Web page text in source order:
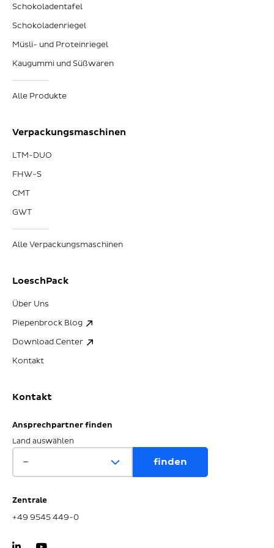
Schokoladentafel
Schokoladenriegel
Müsli- und Proteinriegel
Kaugummi und Süßwaren
Alle Produkte
Verpackungsmaschinen
LTM-DUO
FHW-S
CMT
GWT
Alle Verpackungsmaschinen
LoeschPack
Über Uns
Piepenbrock Blog
Download Center
Kontakt
Kontakt
Ansprechpartner finden
Land auswählen
Zentrale
+49 9545 449-0